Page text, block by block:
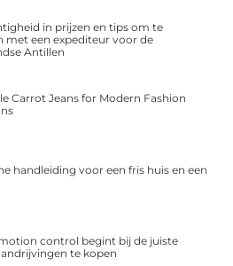
in prijzen en tips om te
met een expediteur voor de
Antillen
Carrot Jeans for Modern Fashion
handleiding voor een fris huis en een
control begint bij de juiste
te kopen